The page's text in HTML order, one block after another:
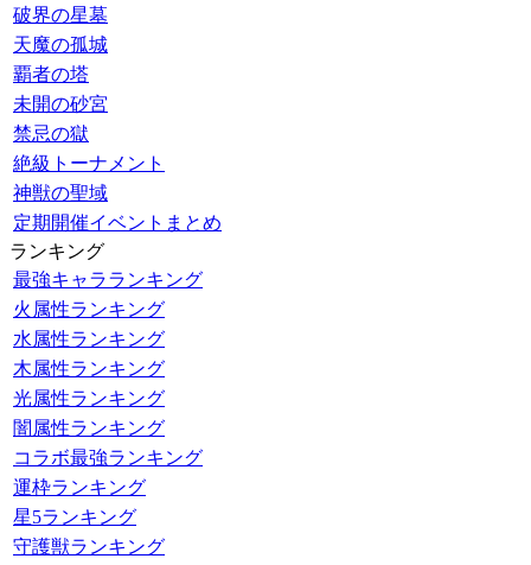
破界の星墓
天魔の孤城
覇者の塔
未開の砂宮
禁忌の獄
絶級トーナメント
神獣の聖域
定期開催イベントまとめ
ランキング
最強キャラランキング
火属性ランキング
水属性ランキング
木属性ランキング
光属性ランキング
闇属性ランキング
コラボ最強ランキング
運枠ランキング
星5ランキング
守護獣ランキング